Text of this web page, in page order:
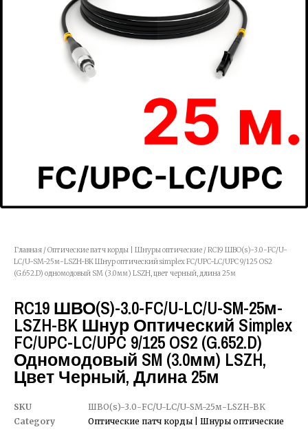
Главная /Оптические патч корды | Шнуры оптические / RC19 ШВО(s)-3.0-FC/U-
LC/U-SM-25м-LSZH-BK Шнур оптический simplex FC/UPC-LC/UPC 9/125 OS2
(G.652.D) одномодовый SM (3.0мм) LSZH, цвет черный, длина 25м
RC19 ШВО(s)-3.0-FC/U-LC/U-SM-25м-
LSZH-BK Шнур Оптический Simplex
FC/UPC-LC/UPC 9/125 OS2 (G.652.D)
Одномодовый SM (3.0мм) LSZH,
Цвет Черный, Длина 25м
SKU
ШВО(s)-3.0-FC/U-LC/U-SM-25м-LSZH-BK
Category
Оптические патч корды | Шнуры оптические